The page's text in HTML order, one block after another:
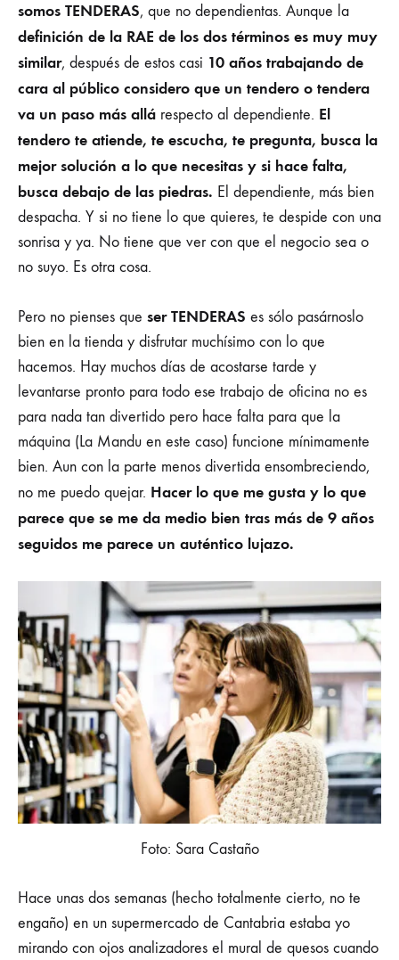
somos TENDERAS, que no dependientas. Aunque la
definición de la RAE de los dos términos es muy muy
similar, después de estos casi 10 años trabajando de
cara al público considero que un tendero o tendera
va un paso más allá respecto al dependiente. El
tendero te atiende, te escucha, te pregunta, busca la
mejor solución a lo que necesitas y si hace falta,
busca debajo de las piedras. El dependiente, más bien
despacha. Y si no tiene lo que quieres, te despide con una
sonrisa y ya. No tiene que ver con que el negocio sea o
no suyo. Es otra cosa.
Pero no pienses que ser TENDERAS es sólo pasárnoslo
bien en la tienda y disfrutar muchísimo con lo que
hacemos. Hay muchos días de acostarse tarde y
levantarse pronto para todo ese trabajo de oficina no es
para nada tan divertido pero hace falta para que la
máquina (La Mandu en este caso) funcione mínimamente
bien. Aun con la parte menos divertida ensombreciendo,
no me puedo quejar. Hacer lo que me gusta y lo que
parece que se me da medio bien tras más de 9 años
seguidos me parece un auténtico lujazo.
Foto: Sara Castaño
Hace unas dos semanas (hecho totalmente cierto, no te
engaño) en un supermercado de Cantabria estaba yo
mirando con ojos analizadores el mural de quesos cuando